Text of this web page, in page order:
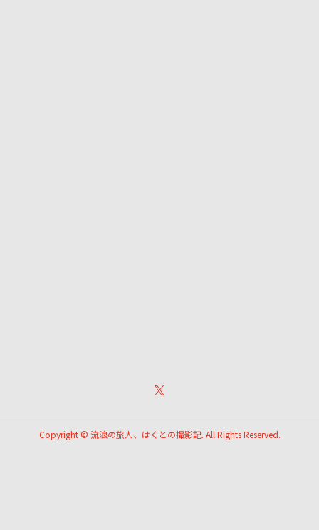
Copyright © 流浪の旅人、はくとの撮影記. All Rights Reserved.